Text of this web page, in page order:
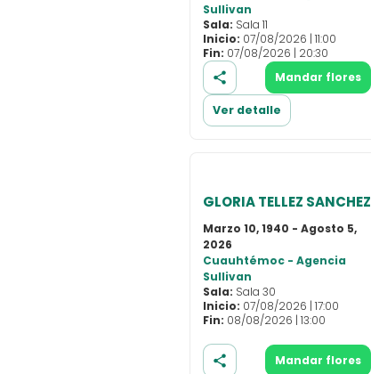
Sullivan
Sala: Sala 11
Inicio: 07/08/2026 | 11:00
Fin: 07/08/2026 | 20:30
Mandar flores
Ver detalle
GLORIA TELLEZ SANCHEZ
Marzo 10, 1940 - Agosto 5,
2026
Cuauhtémoc - Agencia
Sullivan
Sala: Sala 30
Inicio: 07/08/2026 | 17:00
Fin: 08/08/2026 | 13:00
Mandar flores